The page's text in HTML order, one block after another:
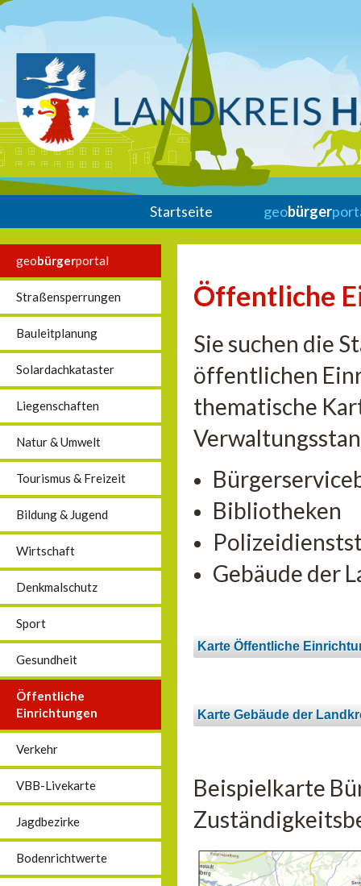
Startseite geobürger
geobürgerportal
Straßensperrungen
Bauleitplanung
Solardachkataster
Liegenschaften
Natur & Umwelt
Tourismus & Freizeit
Bildung & Jugend
Wirtschaft
Denkmalschutz
Sport
Gesundheit
Öffentliche
Einrichtungen
Verkehr
VBB-Livekarte
Jagdbezirke
Bodenrichtwerte
Öffentliche
Sie suchen die
öffentlichen
thematische
Bibliotheken
Gebäude der
Karte Öffentliche
Karte Gebäude der
Beispielkarte